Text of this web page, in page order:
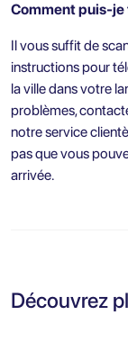
Comment puis-
Il vous suffit de
instructions pour
la ville dans votre
problèmes,
notre service
pas que vous
arrivée.
Découvrez